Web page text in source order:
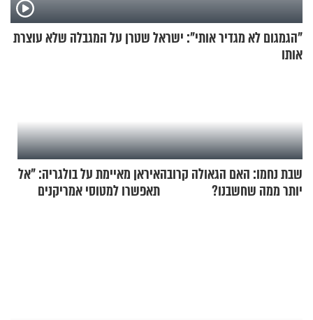
"הגמגום לא מגדיר אותי": ישראל שטרן על המגבלה שלא עוצרת
אותו
שבת נחמו: האם הגאולה קרובה
יותר ממה שחשבנו?
איראן מאיימת על בולגריה: "אל
תאפשרו למטוסי אמריקנים